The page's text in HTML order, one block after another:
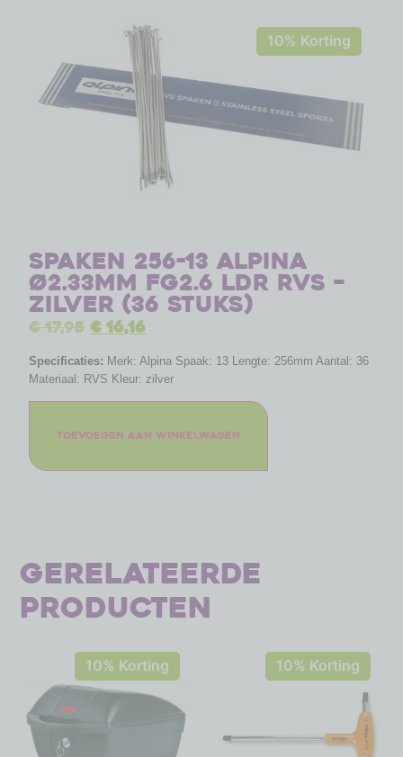
10% Korting
Spaken 256-13 Alpina
ø2.33mm FG2.6 LDR RVS –
zilver (36 stuks)
€17,95 €16,16
Specificaties: Merk: Alpina Spaak: 13 Lengte: 256mm Aantal: 36
Materiaal: RVS Kleur: zilver
Toevoegen aan winkelwagen
Gerelateerde
producten
10% Korting 10% Korting